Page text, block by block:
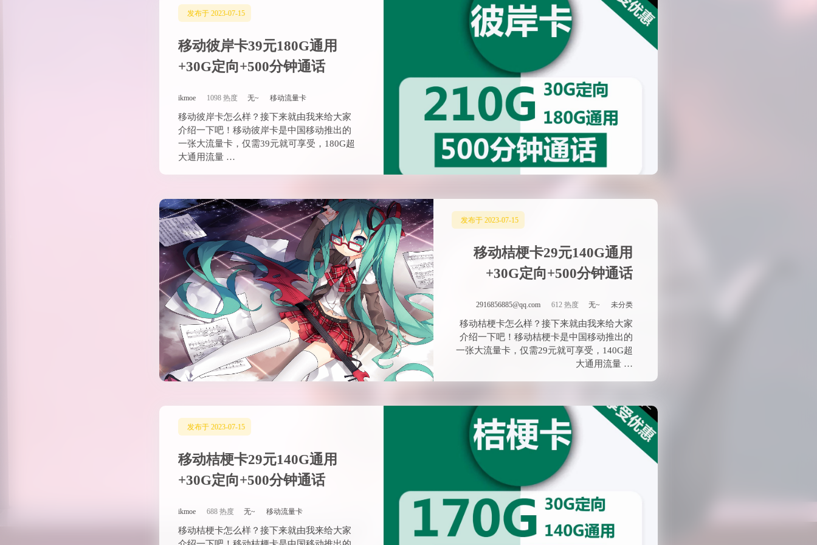
发布于 2023-07-15
移动桔梗卡29元140G通用
+30G定向+500分钟通话
2916856885@qq.com 612 热度 无~ 未分类
移动桔梗卡怎么样？接下来就由我来给大家
介绍一下吧！移动桔梗卡是中国移动推出的
一张大流量卡，仅需29元就可享受，140G超
发布于 2023-07-15
移动桔梗卡29元140G通用
+30G定向+500分钟通话
ikmoe 688 热度 无~ 移动流量卡
移动桔梗卡怎么样？接下来就由我来给大家
介绍一下吧！移动桔梗卡是中国移动推出的
一张大流量卡，仅需29元就可享受，140G超
发布于 2023-07-14
移动新州卡29元170G全国流
量+500分钟通话
ikmoe 699 热度 无~ 移动流量卡